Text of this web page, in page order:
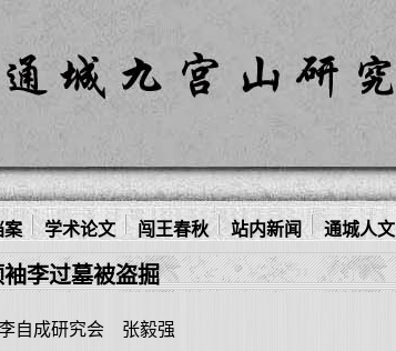
案 学术论文 闯王春秋 站内新闻 通城人文
李过墓被盗掘
自成研究会 张毅强